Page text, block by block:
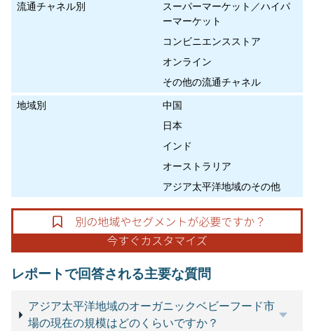
流通チャネル別
スーパーマーケット／ハイパ
ーマーケット
コンビニエンスストア
オンライン
その他の流通チャネル
地域別
中国
日本
インド
オーストラリア
アジア太平洋地域のその他
レポートで回答される主要な質問
アジア太平洋地域のオーガニックベビーフード市
場の現在の規模はどのくらいですか？